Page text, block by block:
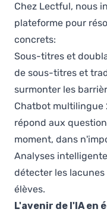
Chez Lectful, nous
plateforme pour
concrets:
Sous-titres et
de sous-titres et
surmonter les
Chatbot multilingue
répond aux
moment, dans
Analyses
détecter les
élèves.
L'avenir de l'IA en